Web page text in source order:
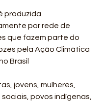
produzida
por rede de
que fazem parte do
pela Ação Climática
Brasil
jovens, mulheres,
povos indígenas,